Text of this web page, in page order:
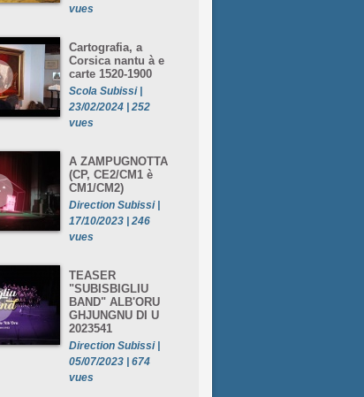
vues
Cartografia, a
Corsica nantu à e
carte 1520-1900
Scola Subissi |
23/02/2024 | 252
vues
A ZAMPUGNOTTA
(CP, CE2/CM1 è
CM1/CM2)
Direction Subissi |
17/10/2023 | 246
vues
TEASER
"SUBISBIGLIU
BAND" ALB'ORU
GHJUNGNU DI U
2023541
Direction Subissi |
05/07/2023 | 674
vues